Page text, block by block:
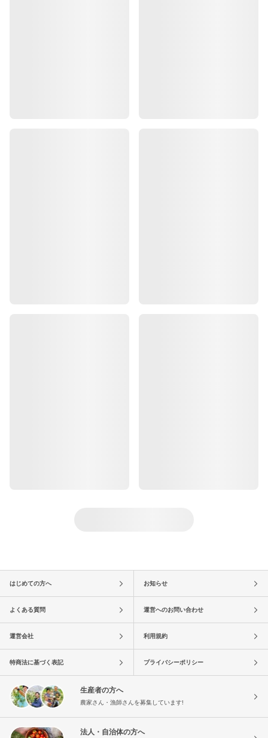
はじめての方へ お知らせ
よくある質問 運営へのお問い合わせ
運営会社 利用規約
特商法に基づく表記 プライバシーポリシー
生産者の方へ
農家さん・漁師さんを募集しています!
法人・自治体の方へ